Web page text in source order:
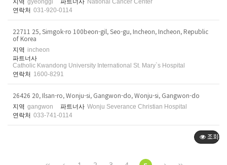
지역 gyeonggi 파트너사 National Cancer Center
연락처 031-920-0114
22711 25, Simgok-ro 100beon-gil, Seo-gu, Incheon, Incheon, Republic
of Korea
지역 incheon
파트너사
Catholic Kwandong University International St. Mary`s Hospital
연락처 1600-8291
26426 20, Ilsan-ro, Wonju-si, Gangwon-do, Wonju-si, Gangwon-do
지역 gangwon 파트너사 Wonju Severance Christian Hospital
연락처 033-741-0114
조회순